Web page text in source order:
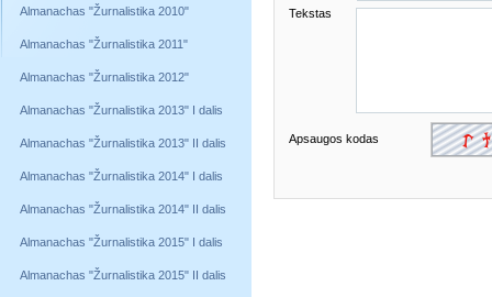
Almanachas "Žurnalistika 2010"
Almanachas "Žurnalistika 2011"
Almanachas "Žurnalistika 2012"
Almanachas "Žurnalistika 2013" I dalis
Almanachas "Žurnalistika 2013" II dalis
Almanachas "Žurnalistika 2014" I dalis
Almanachas "Žurnalistika 2014" II dalis
Almanachas "Žurnalistika 2015" I dalis
Almanachas "Žurnalistika 2015" II dalis
Tekstas
Apsaugos kodas